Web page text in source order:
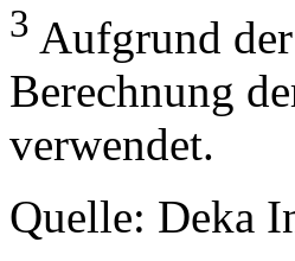
3 Aufgrund
Berechnung
verwendet.
Quelle: Deka